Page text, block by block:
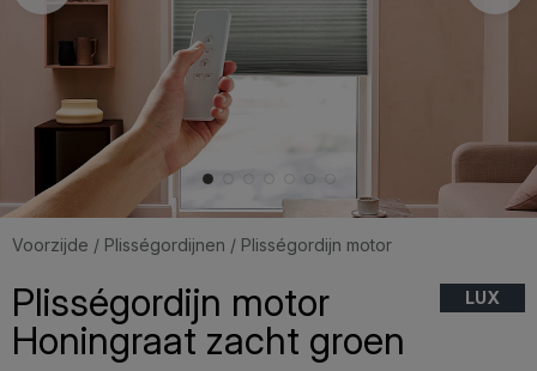
Voorzijde / Plisségordijnen / Plisségordijn motor
Plisségordijn motor
Honingraat zacht groen
LUX